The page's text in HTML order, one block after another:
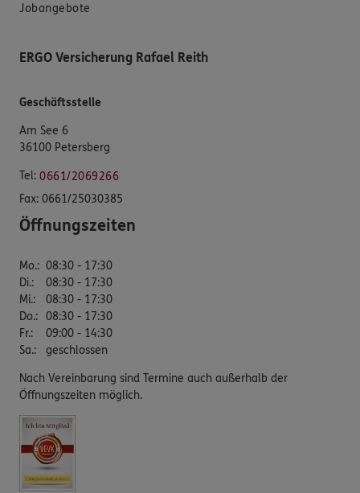
Jobangebote
ERGO Versicherung Rafael Reith
Geschäftsstelle
Am See 6
36100 Petersberg
Tel: 0661/2069266
Fax: 0661/25030385
Öffnungszeiten
Mo.: 08:30 - 17:30
Di.:
08:30 - 17:30
Mi.:
08:30 - 17:30
Do.: 08:30 - 17:30
Fr.:
09:00 - 14:30
Sa.: geschlossen
Nach Vereinbarung sind Termine auch außerhalb der
Öffnungszeiten möglich.